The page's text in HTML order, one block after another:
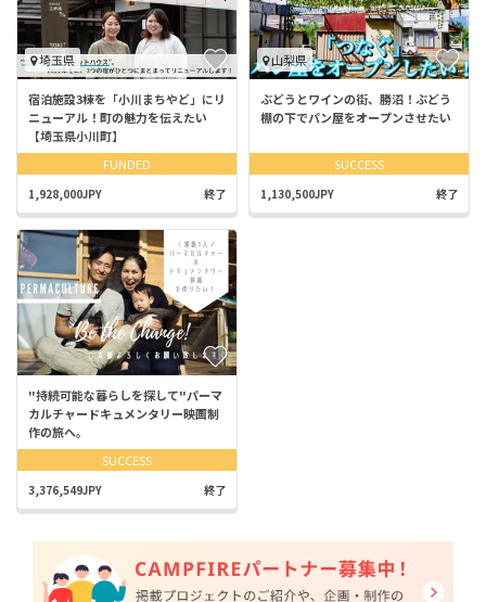
埼玉県
宿泊施設3棟を「小川まちやど」にリ
ニューアル！町の魅力を伝えたい
【埼玉県小川町】
FUNDED
1,928,000JPY 終了
山梨県
ぶどうとワインの街、勝沼！ぶどう
棚の下でパン屋をオープンさせたい
SUCCESS
1,130,500JPY 終了
"持続可能な暮らしを探して"パーマ
カルチャードキュメンタリー映画制
作の旅へ。
SUCCESS
3,376,549JPY 終了